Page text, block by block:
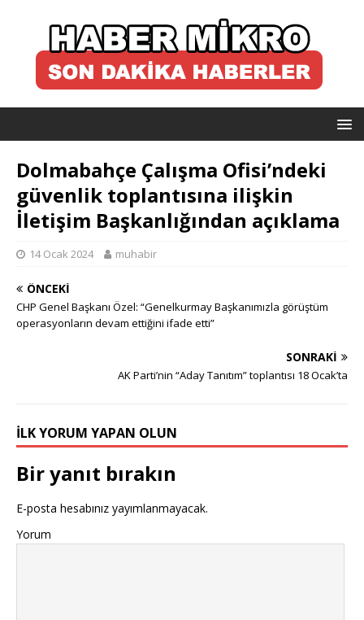
Dolmabahçe Çalışma Ofisi’ndeki
güvenlik toplantısına ilişkin
İletişim Başkanlığından açıklama
14 Ocak 2024 muhabir
ÖNCEKI
CHP Genel Başkanı Özel: “Genelkurmay Başkanımızla görüştüm
operasyonların devam ettiğini ifade etti”
SONRAKI
AK Parti’nin “Aday Tanıtım” toplantısı 18 Ocak’ta
İLK YORUM YAPAN OLUN
Bir yanıt bırakın
E-posta hesabınız yayımlanmayacak.
Yorum